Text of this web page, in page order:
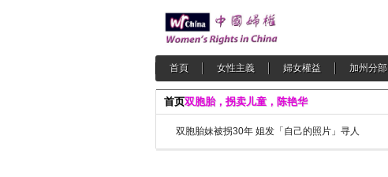
首頁 女性主義 婦女權益 加州分部
首页双胞胎，拐卖儿童，陈艳华
双胞胎妹被拐30年 姐发「自己的照片」寻人